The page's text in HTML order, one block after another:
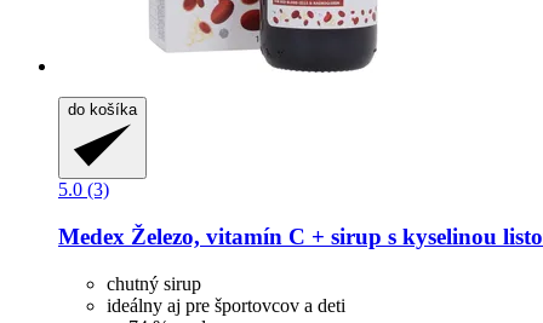
do košíka
5.0 (3)
Medex Železo, vitamín C + sirup s kyselinou
chutný sirup
ideálny aj pre športovcov a deti